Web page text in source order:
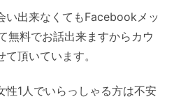
い出来なくてもFacebookメッ
無料でお話出来ますからカウ
頂いています。
性1人でいらっしゃる方は不安